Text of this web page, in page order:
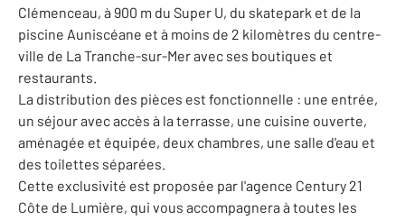
Clémenceau, à 900 m du Super U, du skatepark et de la
piscine Auniscéane et à moins de 2 kilomètres du centre-
ville de La Tranche-sur-Mer avec ses boutiques et
restaurants.
La distribution des pièces est fonctionnelle : une entrée,
un séjour avec accès à la terrasse, une cuisine ouverte,
aménagée et équipée, deux chambres, une salle d'eau et
des toilettes séparées.
Cette exclusivité est proposée par l'agence Century 21
Côte de Lumière, qui vous accompagnera à toutes les